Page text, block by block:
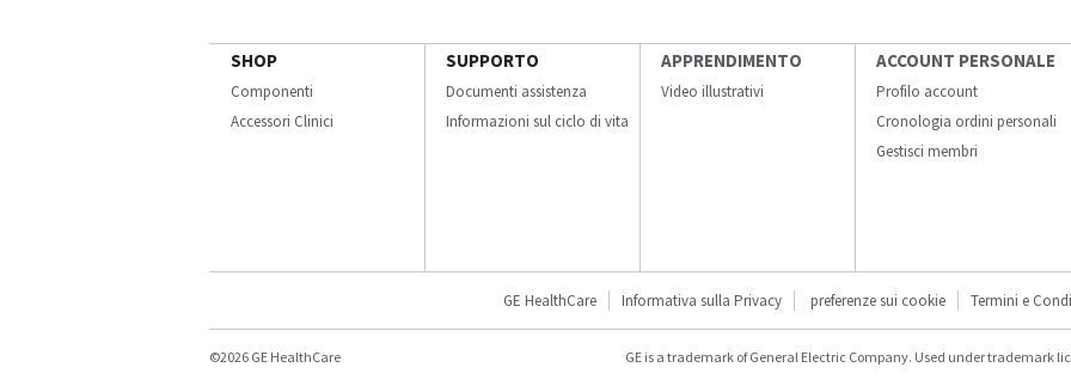
SHOP
Componenti
Accessori Clinici
SUPPORTO
Documenti assistenza
Informazioni sul ciclo di vita
APPRENDIMENTO
Video illustrativi
ACCOUNT PERSONALE
Profilo account
Cronologia ordini personali
Gestisci membri
GE HealthCare Informativa sulla Privacy preferenze sui cookie Termini e
©2026 GE HealthCare GE is a trademark of General Electric Company. Used under trademark